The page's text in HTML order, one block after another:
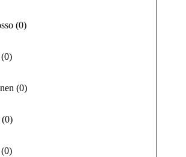
(0)
(0)
(0)
(0)
(0)